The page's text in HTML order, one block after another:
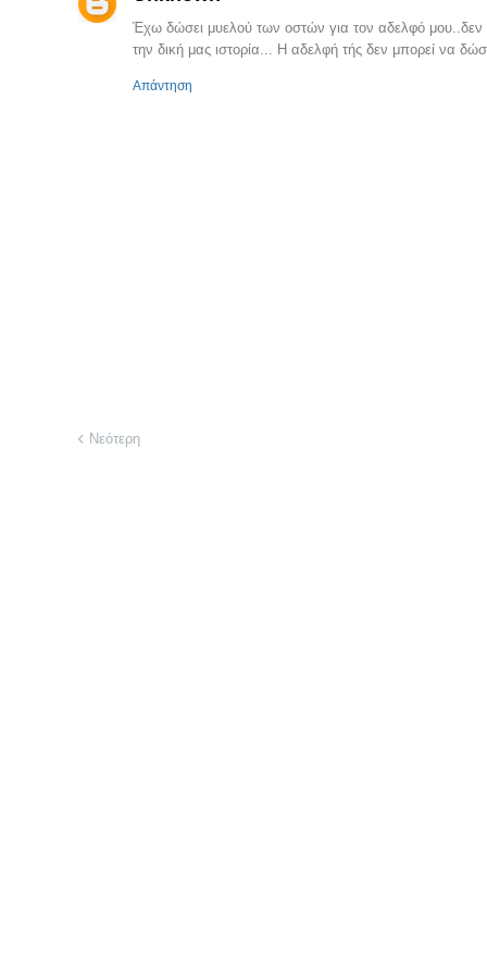
Έχω δώσει μυελού των οστών για τον αδελφό μου..δεν
την δική μας ιστορία... Η αδελφή τής δεν μπορεί να
Απάντηση
Νεότερη